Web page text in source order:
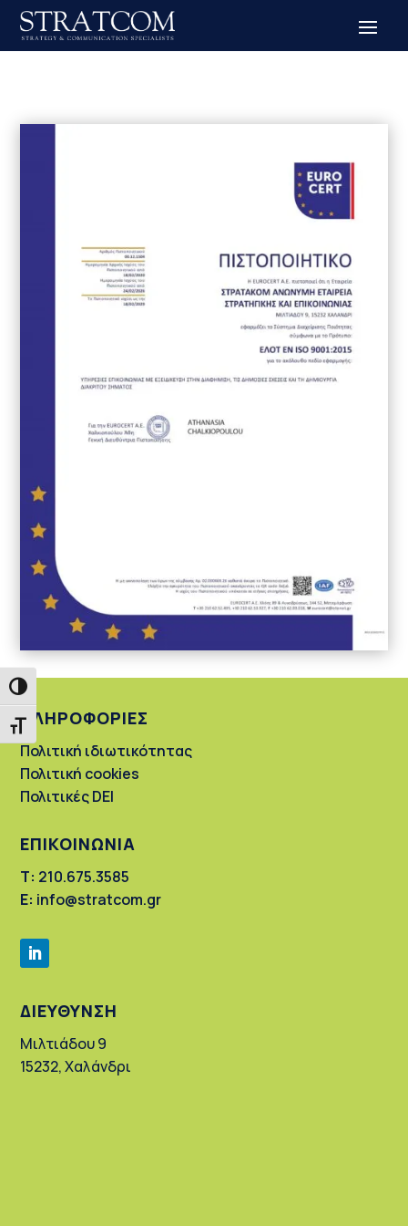
Εναλλαγή Υψηλής Αντίθεσης
Εναλλαγή Μεγέθους Γραμμάτων
ΠΛΗΡΟΦΟΡΙΕΣ
Πολιτική ιδιωτικότητας
Πολιτική cookies
Πολιτικές DEI
ΕΠΙΚΟΙΝΩΝΙΑ
Τ: 210.675.3585
Ε: info@stratcom.gr
ΔΙΕΥΘΥΝΣΗ
Μιλτιάδου 9
15232, Χαλάνδρι